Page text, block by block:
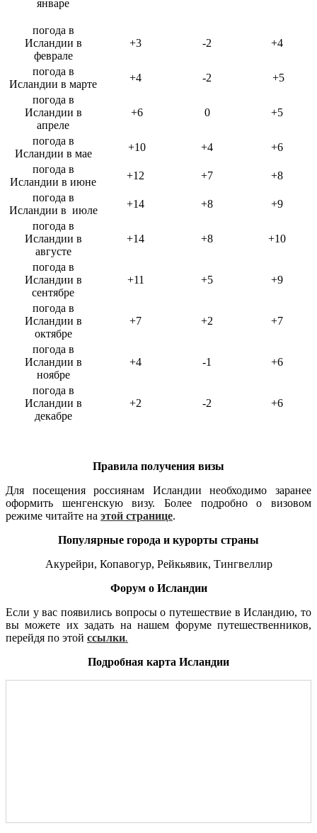
январе
погода в
Исландии в
феврале
+3 -2 +4
погода в
Исландии в марте
+4 -2
+5
погода в
Исландии в
апреле
+6 0 +5
погода в
Исландии в мае
+10 +4
+6
погода в
Исландии в июне
+12 +7
+8
погода в
Исландии в июле
+14 +8
+9
погода в
Исландии в
августе
+14 +8 +10
погода в
Исландии в
сентябре
+11 +5 +9
погода в
Исландии в
октябре
+7 +2 +7
погода в
Исландии в
ноябре
+4 -1 +6
погода в
Исландии в
декабре
+2 -2 +6
Правила получения визы
Для посещения россиянам Исландии необходимо заранее
оформить шенгенскую визу. Более подробно о визовом
режиме читайте на этой странице.
Популярные города и курорты страны
Акурейри, Копавогур, Рейкьявик, Тингвеллир
Форум о Исландии
Если у вас появились вопросы о путешествие в Исландию, то
вы можете их задать на нашем форуме путешественников,
перейдя по этой ссылки.
Подробная карта Исландии